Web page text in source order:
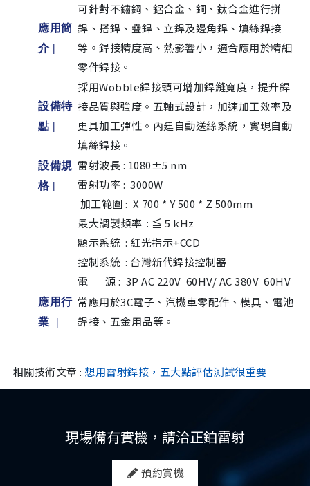
應用簡
介 |
可針對不鏽鋼、鋁合金、銅、鈦合金進行拼
銲、搭銲、疊銲、立銲及邊角銲、填絲銲接
等。銲接精度高、熱影響小，適合應用於精細
零件銲接。
設備特
點 |
採用Wobble銲接頭可增加銲縫寬度，提升銲
接品質與強度。五軸式設計，加速加工效率及
更具加工彈性。內建自動送絲系統，實現自動
填絲銲接。
設備規
格 |
雷射波長 : 1080±5 nm
雷射功率 : 3000W
加工範圍 : X 700 * Y 500 * Z 500mm
最大調製頻率 : ≦ 5 kHz
顯示系統 : 紅光指示+CCD
控制系統 : 台灣新代銲接控制器
電 源 : 3P AC 220V 60HV/ AC 380V 60HV
應用行
業 |
常應用於3C電子、汽機車零配件、模具、電池
銲接、五金用品等。
相關技術文章 : 想用雷射銲接，五大點評估測試很重要
現場備有實機，請洽正鉑雷射
預約賞機